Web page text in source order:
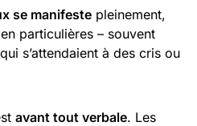
se manifeste pleinement,
particulières – souvent
s’attendaient à des cris ou
avant tout verbale. Les